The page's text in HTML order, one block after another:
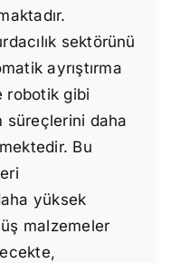
sektörünü
ayrıştırma
robotik gibi
süreçlerini daha
Bu
yüksek
malzemeler